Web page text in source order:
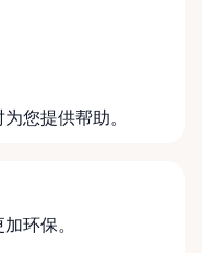
您提供帮助。
环保。